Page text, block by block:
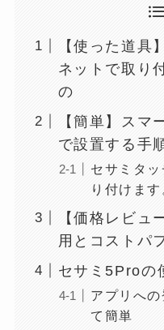
【使った道具
ネットで取り
の
【簡単】スマ
で設置する手
セサミタ
り付けます
【価格レビュ
用とコストパ
セサミ5Proの
アプリへ
て簡単